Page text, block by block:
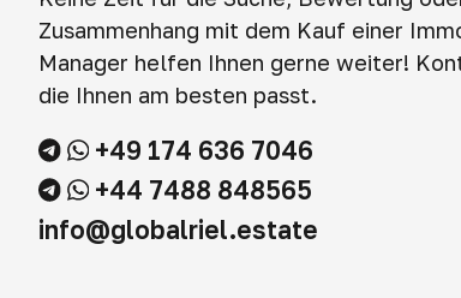
Zusammenhang mit dem Kauf einer
Manager helfen Ihnen gerne weiter!
die Ihnen am besten passt.
+49 174 636 7046
+44 7488 848565
info@globalriel.estate